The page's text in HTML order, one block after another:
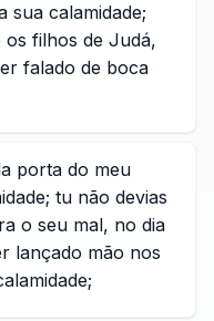
sua calamidade;
filhos de Judá,
falado de boca
porta do meu
tu não devias
o seu mal, no dia
lançado mão nos